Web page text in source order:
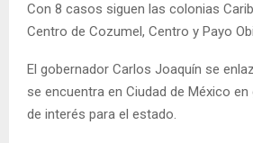
Con 8 casos siguen las colonias
Centro de Cozumel, Centro y Payo
El gobernador Carlos Joaquín se
se encuentra en Ciudad de México
de interés para el estado.